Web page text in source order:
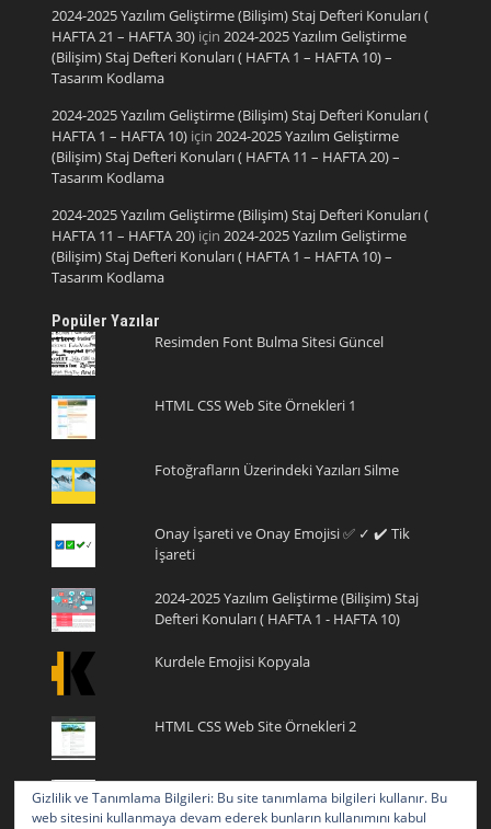
2024-2025 Yazılım Geliştirme (Bilişim) Staj Defteri Konuları (
HAFTA 21 – HAFTA 30)için 2024-2025 Yazılım Geliştirme
(Bilişim) Staj Defteri Konuları ( HAFTA 1 – HAFTA 10) –
Tasarım Kodlama
2024-2025 Yazılım Geliştirme (Bilişim) Staj Defteri Konuları (
HAFTA 1 – HAFTA 10)için 2024-2025 Yazılım Geliştirme
(Bilişim) Staj Defteri Konuları ( HAFTA 11 – HAFTA 20) –
Tasarım Kodlama
2024-2025 Yazılım Geliştirme (Bilişim) Staj Defteri Konuları (
HAFTA 11 – HAFTA 20)için 2024-2025 Yazılım Geliştirme
(Bilişim) Staj Defteri Konuları ( HAFTA 1 – HAFTA 10) –
Tasarım Kodlama
Popüler Yazılar
Resimden Font Bulma Sitesi Güncel
HTML CSS Web Site Örnekleri 1
Fotoğrafların Üzerindeki Yazıları Silme
Onay İşareti ve Onay Emojisi ✅ ✓ ✔️ Tik
İşareti
2024-2025 Yazılım Geliştirme (Bilişim) Staj
Defteri Konuları ( HAFTA 1 - HAFTA 10)
Kurdele Emojisi Kopyala
HTML CSS Web Site Örnekleri 2
Programlamaya Yeni Başlayanlar için
Ücretsiz Online Kod Yazma Editörleri
Gizlilik ve Tanımlama Bilgileri: Bu site tanımlama bilgileri kullanır. Bu
web sitesini kullanmaya devam ederek bunların kullanımını kabul